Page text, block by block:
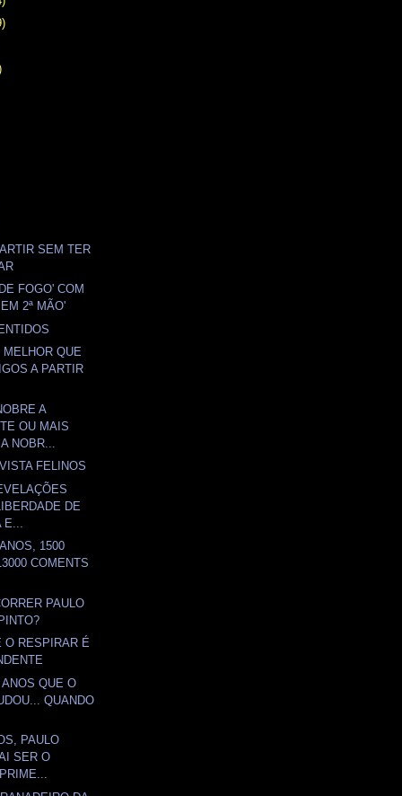
SEM TER
FOGO' COM
2ª MÃO'
QUE
A PARTIR
A
OU MAIS
NOBR...
FELINOS
DE
1500
COMENTS
PAULO
O RESPIRAR É
QUE O
QUANDO
PAULO
SER O